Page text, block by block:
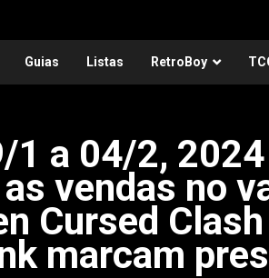
Guias Listas RetroBoy
a 04/2,
vendas no
Cursed
marcam